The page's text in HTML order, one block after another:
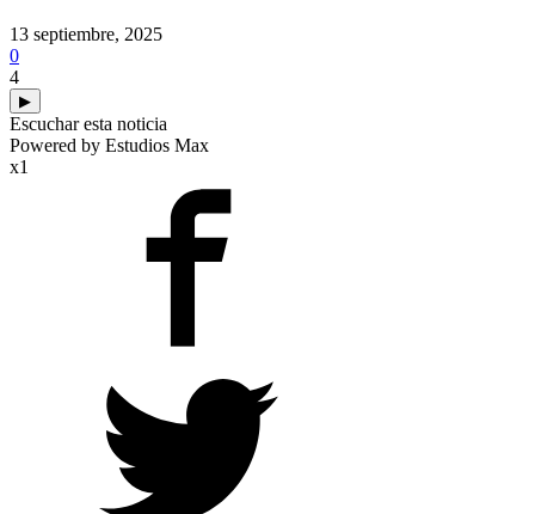
13 septiembre, 2025
0
4
▶
Escuchar esta noticia
Powered by Estudios Max
x1